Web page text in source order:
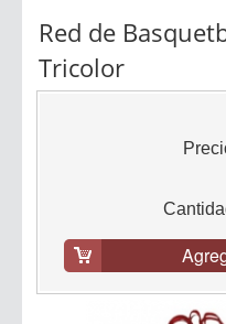
Red de
Tricolor